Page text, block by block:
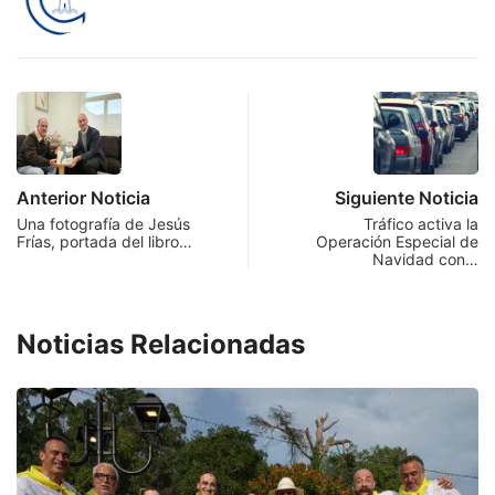
Anterior Noticia
Una fotografía de Jesús
Frías, portada del libro…
Siguiente Noticia
Tráfico activa la
Operación Especial de
Navidad con…
Noticias Relacionadas